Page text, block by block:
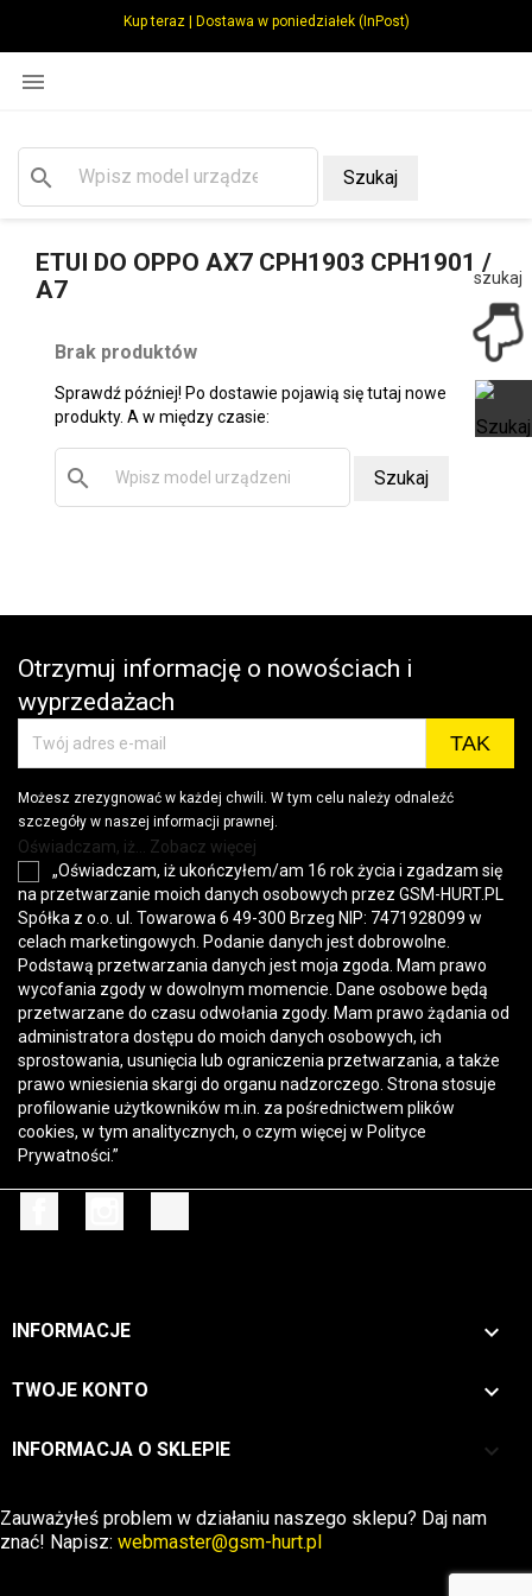
Kup teraz | Dostawa w poniedziałek (InPost)

search Szukaj
ETUI DO OPPO AX7 CPH1903 CPH1901 /
A7
Brak produktów
Sprawdź później! Po dostawie pojawią się tutaj nowe
produkty. A w między czasie:
search Szukaj
Otrzymuj informację o nowościach i
wyprzedażach
Możesz zrezygnować w każdej chwili. W tym celu należy odnaleźć
szczegóły w naszej informacji prawnej.
Oświadczam, iż... Zobacz więcej
„Oświadczam, iż ukończyłem/am 16 rok życia i zgadzam się
na przetwarzanie moich danych osobowych przez GSM-HURT.PL
Spółka z o.o. ul. Towarowa 6 49-300 Brzeg NIP: 7471928099 w
celach marketingowych. Podanie danych jest dobrowolne.
Podstawą przetwarzania danych jest moja zgoda. Mam prawo
wycofania zgody w dowolnym momencie. Dane osobowe będą
przetwarzane do czasu odwołania zgody. Mam prawo żądania od
administratora dostępu do moich danych osobowych, ich
sprostowania, usunięcia lub ograniczenia przetwarzania, a także
prawo wniesienia skargi do organu nadzorczego. Strona stosuje
profilowanie użytkowników m.in. za pośrednictwem plików
cookies, w tym analitycznych, o czym więcej w Polityce
Prywatności.”
INFORMACJE 
TWOJE KONTO 
INFORMACJA O SKLEPIE keyboard_arrow_down
Zauważyłeś problem w działaniu naszego sklepu? Daj nam
znać! Napisz: webmaster@gsm-hurt.pl
szukaj